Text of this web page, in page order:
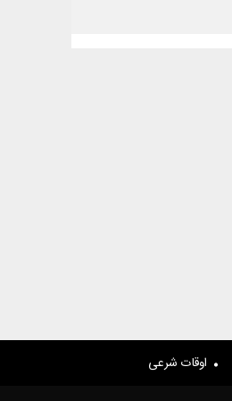
اوقات شرعی